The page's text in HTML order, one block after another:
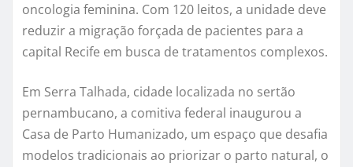
oncologia feminina. Com 120 leitos, a unidade deve
reduzir a migração forçada de pacientes para a
capital Recife em busca de tratamentos complexos.
Em Serra Talhada, cidade localizada no sertão
pernambucano, a comitiva federal inaugurou a
Casa de Parto Humanizado, um espaço que desafia
modelos tradicionais ao priorizar o parto natural, o